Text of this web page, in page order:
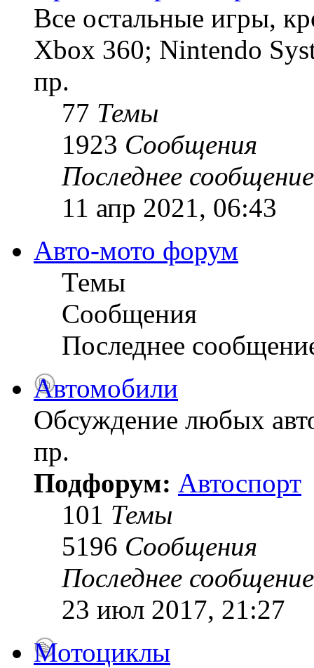
Все остальные игры,
Xbox 360; Nintendo
пр.
77 Темы
1923 Сообщения
Последнее сообщение
11 апр 2021, 06:43
Авто-мото форум
Темы
Сообщения
Последнее
Автомобили
Обсуждение любых
пр.
Подфорум: Автоспорт
101 Темы
5196 Сообщения
Последнее сообщение
23 июл 2017, 21:27
Мотоциклы